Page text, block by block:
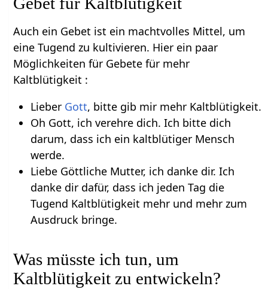
Auch ein Gebet ist ein machtvolles Mittel, um
eine Tugend zu kultivieren. Hier ein paar
Möglichkeiten für Gebete für mehr
Kaltblütigkeit :
Lieber Gott, bitte gib mir mehr Kaltblütigkeit.
Oh Gott, ich verehre dich. Ich bitte dich
darum, dass ich ein kaltblütiger Mensch
werde.
Liebe Göttliche Mutter, ich danke dir. Ich
danke dir dafür, dass ich jeden Tag die
Tugend Kaltblütigkeit mehr und mehr zum
Ausdruck bringe.
Was müsste ich tun, um
Kaltblütigkeit zu entwickeln?